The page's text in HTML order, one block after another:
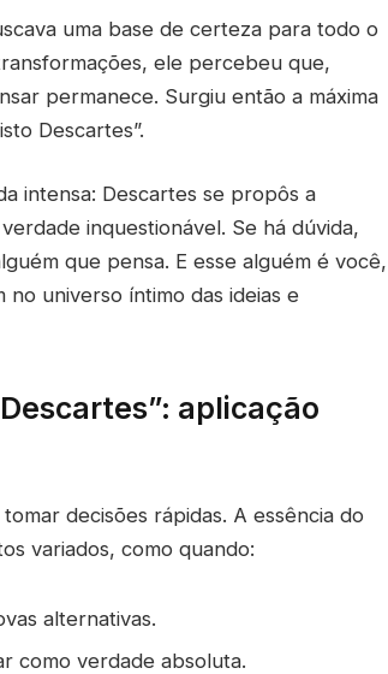
uma base de certeza para todo o
ele percebeu que,
permanece. Surgiu então a máxima
Descartes”.
intensa: Descartes se propôs a
inquestionável. Se há dúvida,
que pensa. E esse alguém é você,
universo íntimo das ideias e
aplicação
decisões rápidas. A essência do
variados, como quando:
alternativas.
como verdade absoluta.